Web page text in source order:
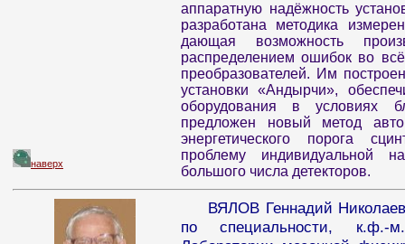
аппаратную надёжность
разработана методика
дающая возможность
распределением ошибок во
преобразователей. Им
установки «Андырчи»,
оборудования в условиях
предложен новый метод
энергетического порога
проблему индивидуальной
большого числа детекторов.
наверх
ВЯЛОВ Геннадий
по специальности, к.ф.-